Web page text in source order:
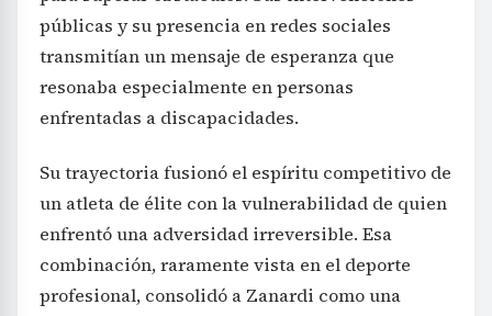
públicas y su presencia en redes sociales
transmitían un mensaje de esperanza que
resonaba especialmente en personas
enfrentadas a discapacidades.
Su trayectoria fusionó el espíritu competitivo de
un atleta de élite con la vulnerabilidad de quien
enfrentó una adversidad irreversible. Esa
combinación, raramente vista en el deporte
profesional, consolidó a Zanardi como una